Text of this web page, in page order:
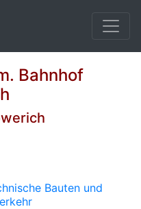
Bahnhof
Bauten und